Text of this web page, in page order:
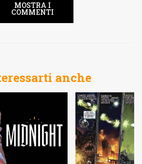
MOSTRA I
COMMENTI
anche